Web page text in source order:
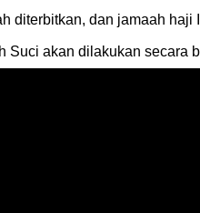
diterbitkan, dan jamaah
Suci akan dilakukan secara